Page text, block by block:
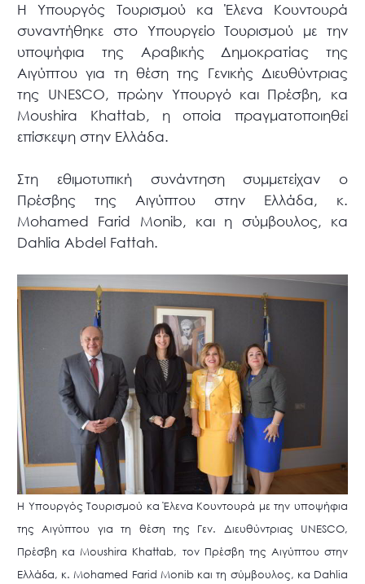
Η Υπουργός Τουρισμού κα Έλενα Κουντουρά
συναντήθηκε στο Υπουργείο Τουρισμού με την
υποψήφια της Αραβικής Δημοκρατίας της
Αιγύπτου για τη θέση της Γενικής Διευθύντριας
της UNESCO, πρώην Υπουργό και Πρέσβη, κα
Moushira Khattab, η οποία πραγματοποιηθεί
επίσκεψη στην Ελλάδα.
Στη εθιμοτυπική συνάντηση συμμετείχαν ο
Πρέσβης της Αιγύπτου στην Ελλάδα, κ.
Mohamed Farid Monib, και η σύμβουλος, κα
Dahlia Abdel Fattah.
Η Υπουργός Τουρισμού κα Έλενα Κουντουρά με την υποψήφια
της Αιγύπτου για τη θέση της Γεν. Διευθύντριας UNESCO,
Πρέσβη κα Moushira Khattab, τον Πρέσβη της Αιγύπτου στην
Ελλάδα, κ. Mohamed Farid Monib και τη σύμβουλος, κα Dahlia